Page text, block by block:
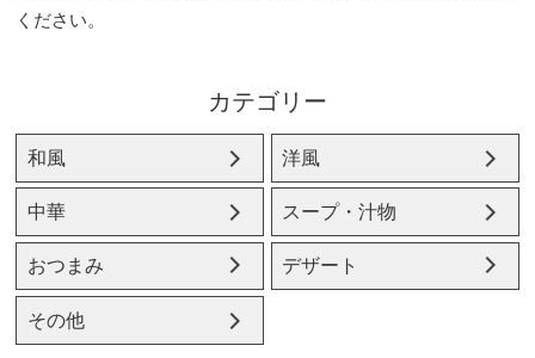
ください。
カテゴリー
和風 洋風
中華 スープ・汁物
おつまみ デザート
その他